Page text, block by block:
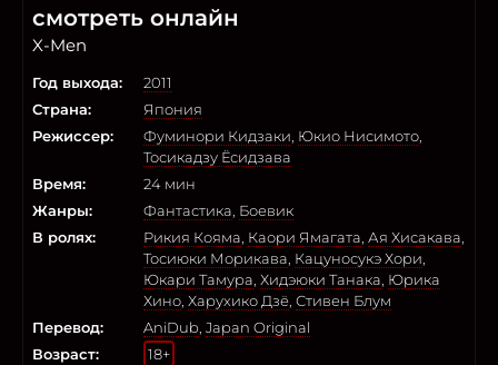
смотреть онлайн
X-Men
Год выхода:
2011
Страна:
Япония
Режиссер:
Фуминори Кидзаки Юкио Нисимото
Тосикадзу Ёсидзава
Время:
24 мин
Жанры:
Фантастика Боевик
В ролях:
Рикия Кояма Каори Ямагата Ая Хисакава
Тосиюки Морикава Кацуносукэ Хори
Юкари Тамура Хидэюки Танака Юрика
Хино Харухико Дзё Стивен Блум
Перевод:
AniDub Japan Original
Возраст:
18+